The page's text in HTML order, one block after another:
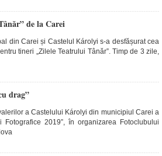
de la Carei
din Carei și Castelul Károlyi s-a desfășurat cea
tineri „Zilele Teatrului Tânăr”. Timp de 3 zile,
drag”
a Castelului Károlyi din municipiul Carei a
2019”, în organizarea Fotoclubului